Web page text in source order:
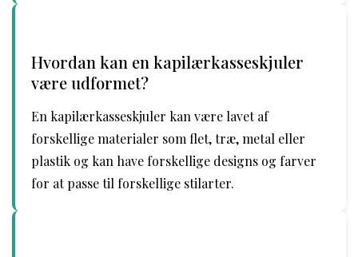
Hvordan kan en kapilærkasseskjuler
være udformet?
En kapilærkasseskjuler kan være lavet af
forskellige materialer som flet, træ, metal eller
plastik og kan have forskellige designs og farver
for at passe til forskellige stilarter.